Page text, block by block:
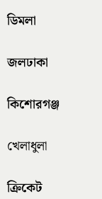
ডিমলা
জলঢাকা
কিশোরগঞ্জ
খেলাধুলা
ক্রিকেট